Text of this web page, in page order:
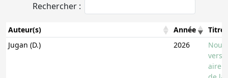
Rechercher :
Auteur(s) Année
Titre
Auteur(s)
Année Titre
Jugan (D.) 2026
vers
aire